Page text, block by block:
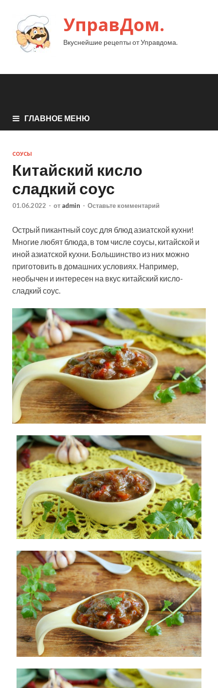
УправДом.
Вкуснейшие рецепты от Управдома.
ГЛАВНОЕ МЕНЮ
СОУСЫ
Китайский кисло
сладкий соус
01.06.2022 - от admin - Оставьте комментарий
Острый пикантный соус для блюд азиатской кухни!
Многие любят блюда, в том числе соусы, китайской и
иной азиатской кухни. Большинство из них можно
приготовить в домашних условиях. Например,
необычен и интересен на вкус китайский кисло-
сладкий соус.